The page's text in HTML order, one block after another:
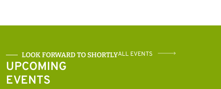
LOOK FORWARD TO SHORTLY
UPCOMING
EVENTS
ALL EVENTS